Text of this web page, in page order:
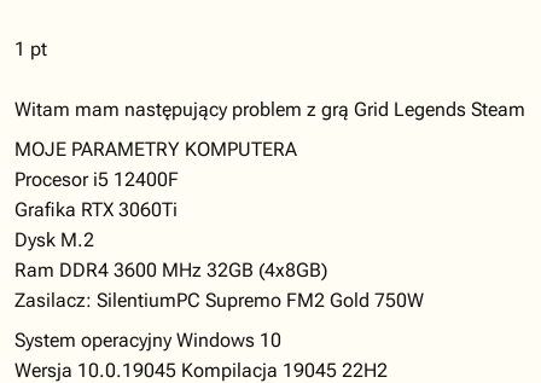
1 pt
Witam mam następujący problem z grą Grid Legends Steam
MOJE PARAMETRY KOMPUTERA
Procesor i5 12400F
Grafika RTX 3060Ti
Dysk M.2
Ram DDR4 3600 MHz 32GB (4x8GB)
Zasilacz: SilentiumPC Supremo FM2 Gold 750W
System operacyjny Windows 10
Wersja 10.0.19045 Kompilacja 19045 22H2